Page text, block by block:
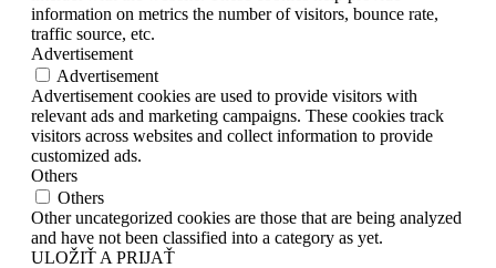
information on metrics the number of visitors, bounce rate,
traffic source, etc.
Advertisement
Advertisement
Advertisement cookies are used to provide visitors with
relevant ads and marketing campaigns. These cookies track
visitors across websites and collect information to provide
customized ads.
Others
Others
Other uncategorized cookies are those that are being analyzed
and have not been classified into a category as yet.
ULOŽIŤ A PRIJAŤ